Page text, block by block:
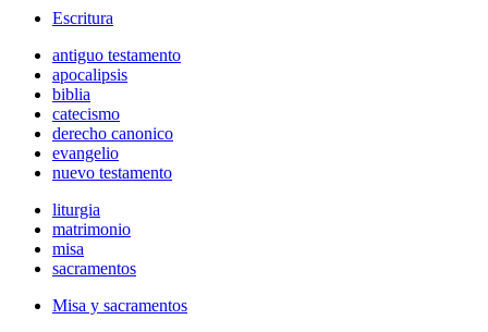
Escritura
antiguo testamento
apocalipsis
biblia
catecismo
derecho canonico
evangelio
nuevo testamento
liturgia
matrimonio
misa
sacramentos
Misa y sacramentos